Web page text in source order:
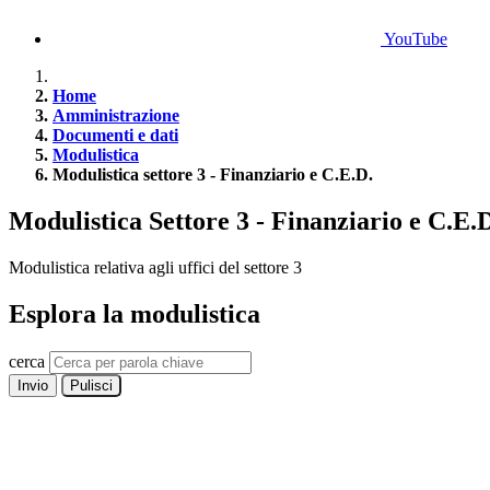
YouTube
Home
Amministrazione
Documenti e dati
Modulistica
Modulistica settore 3 - Finanziario e C.E.D.
Modulistica Settore 3 - Finanziario e
Modulistica relativa agli uffici del settore 3
Esplora la modulistica
cerca
Invio Pulisci